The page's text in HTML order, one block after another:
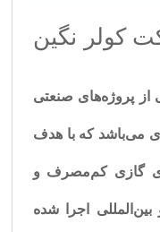
کولر نگین
از پروژه‌های صنعتی
می‌باشد که با هدف
گازی کم‌مصرف و
اجرا شده